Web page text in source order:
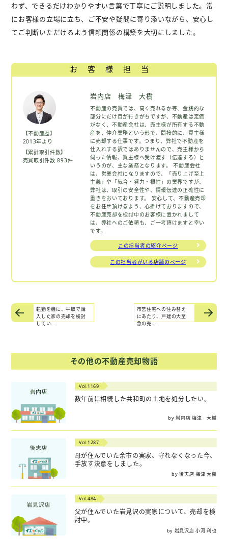
わず、できるだけわかりやすい言葉で丁寧にご説明しました。常
にお客様の立場に立ち、ご不安や疑問に寄り添いながら、安心し
てご判断いただけるよう信頼関係の構築を大切にしました。
お客様担当
【不動産歴】
2013年より
【累計取引件数】
売買取引件数 893件
岩内店 梅津 大樹
不動産の売買では、高く売れるか等、金銭的な
部分にだけ目が行きがちですが、不動産は定価
がなく、不動産会社は、売主様が所有する不動
産を、仲介業務という形で、間接的に、買主様
に売却する仕事です。つまり、弊社で不動産を
仕入れする訳ではありませんので、売主様から
伺った情報、買主様へ受け渡す（伝達する）と
いうのが、主な業務となります。 不動産会社
は、営業会社になりますので、「売り上げ至上
主義」や「気合・努力・根性」の業界ですが、
弊社は、取引の安全性や、情報伝達の正確性に
重きをおいております。 安心して、不動産売却
をお任せ頂けるよう、心掛けておりますので、
不動産売却を検討中のお客様に置かれまして
は、弊社へのご依頼も、ご一考頂けますと幸い
です。
この担当者の紹介ページ
この担当者がいる店舗のページ
転勤を機に、平取で購
入した家の売却を検討
してい...
市営住宅への住み替え
にあたり、戸建の大至
急の売...
その他の不動産売却物語
Vol.1169
数年前に相続した共和町の土地を処分したい。
by 岩内店 梅津 大樹
Vol.1287
母が住んでいた余市の実家、守れなくなった今、
手放す決意をしました。
by 後志店 梅津 大樹
Vol.484
父が住んでいた岩見沢の実家について、売却を検
討中。
by 岩見沢店 小河 利也